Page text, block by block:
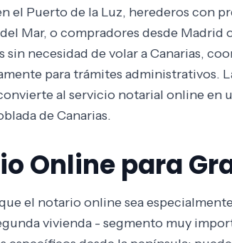
el Puerto de la Luz, herederos con
Mar, o compradores desde Madrid
necesidad de volar a Canarias,
para trámites administrativos.
al servicio notarial online en
de Canarias.
Online para
el notario online sea
vivienda - segmento muy